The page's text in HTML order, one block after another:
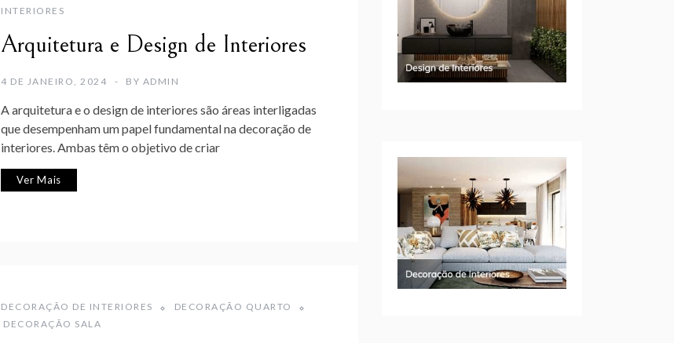
INTERIORES
Arquitetura e Design de Interiores
4 DE JANEIRO, 2024 BY ADMIN
A arquitetura e o design de interiores são áreas interligadas
que desempenham um papel fundamental na decoração de
interiores. Ambas têm o objetivo de criar
Ver Mais
DECORAÇÃO DE INTERIORES
DECORAÇÃO QUARTO
DECORAÇÃO SALA